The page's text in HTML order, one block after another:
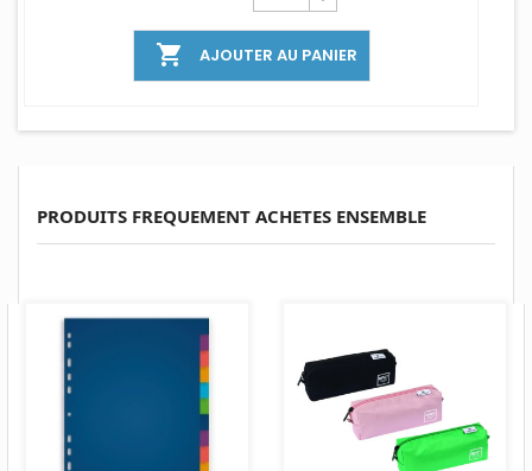
 AJOUTER AU PANIER
PRODUITS FREQUEMENT ACHETES ENSEMBLE